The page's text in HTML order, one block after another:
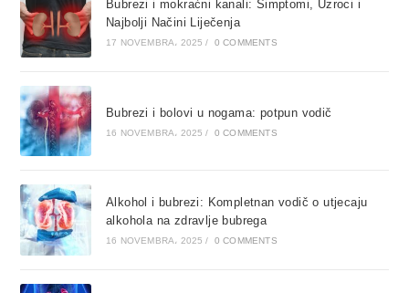
Bubrezi i mokraćni kanali: Simptomi, Uzroci i
Najbolji Načini Liječenja
17 NOVEMBRA، 2025 / 0 COMMENTS
Bubrezi i bolovi u nogama: potpun vodič
16 NOVEMBRA، 2025 / 0 COMMENTS
Alkohol i bubrezi: Kompletnan vodič o utjecaju
alkohola na zdravlje bubrega
16 NOVEMBRA، 2025 / 0 COMMENTS